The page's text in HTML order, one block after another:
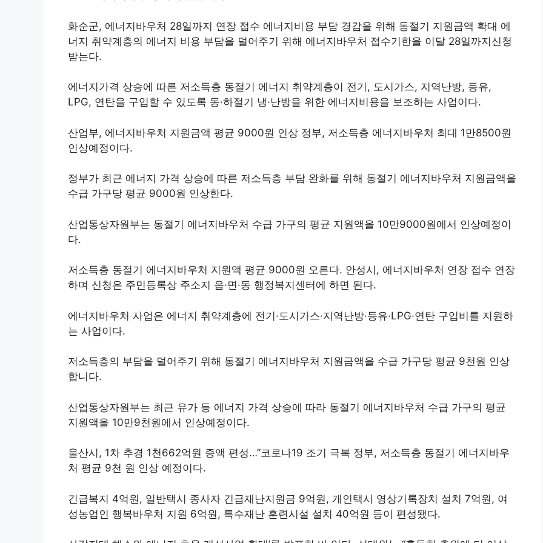
화순군, 에너지바우처 28일까지 연장 접수 에너지비용 부담 경감을 위해 동절기 지원금액 확대 에
너지 취약계층의 에너지 비용 부담을 덜어주기 위해 에너지바우처 접수기한을 이달 28일까지신청
받는다.
에너지가격 상승에 따른 저소득층 동절기 에너지 취약계층이 전기, 도시가스, 지역난방, 등유,
LPG, 연탄을 구입할 수 있도록 동·하절기 냉·난방을 위한 에너지비용을 보조하는 사업이다.
산업부, 에너지바우처 지원금액 평균 9000원 인상 정부, 저소득층 에너지바우처 최대 1만8500원
인상예정이다.
정부가 최근 에너지 가격 상승에 따른 저소득층 부담 완화를 위해 동절기 에너지바우처 지원금액을
수급 가구당 평균 9000원 인상한다.
산업통상자원부는 동절기 에너지바우처 수급 가구의 평균 지원액을 10만9000원에서 인상예정이
다.
저소득층 동절기 에너지바우처 지원액 평균 9000원 오른다. 안성시, 에너지바우처 연장 접수 연장
하며 신청은 주민등록상 주소지 읍·면·동 행정복지센터에 하면 된다.
에너지바우처 사업은 에너지 취약계층에 전기·도시가스·지역난방·등유·LPG·연탄 구입비를 지원하
는 사업이다.
저소득층의 부담을 덜어주기 위해 동절기 에너지바우처 지원금액을 수급 가구당 평균 9천원 인상
합니다.
산업통상자원부는 최근 유가 등 에너지 가격 상승에 따라 동절기 에너지바우처 수급 가구의 평균
지원액을 10만9천원에서 인상예정이다.
울산시, 1차 추경 1천662억원 증액 편성…”코로나19 조기 극복 정부, 저소득층 동절기 에너지바우
처 평균 9천 원 인상 예정이다.
긴급복지 4억원, 일반택시 종사자 긴급재난지원금 9억원, 개인택시 영상기록장치 설치 7억원, 여
성농업인 행복바우처 지원 6억원, 특수재난 훈련시설 설치 40억원 등이 편성됐다.